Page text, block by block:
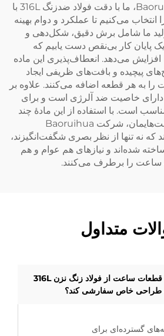
می‌کند. در شرکت Baoruihua، ما با دقت فولاد ضدزنگ 316L با
انتخاب می‌کنیم تا عملکرد و دوام بهینه
ما شامل برش دقیق، شکل‌دهی و
پایان کار بی‌نقص دست یابیم که
می‌دهد. انعطاف‌پذیری این ماده
پیچیده و بافت‌های ظریفی ایجاد
به هر قطعه اضافه می‌کنند. علاوه بر
این، فولاد ضدزنگ 316L دارای خاصیت ضد آلرژی است و برای
است. با استفاده از این مادهٔ چند
منظوره در طراحی ساعت‌هایمان، شرکت Baoruihua
که نه تنها از نظر بصری شگفت‌انگیزند،
شده‌اند و نیازهای هم عوام و هم
ساعت را برطرف می‌کنند.
متداول
آیا باورویهوا می‌تواند قطعات ساعت از فولاد زنگ نزن 316L
طراحی خاص سفارشی کند؟
گسترده‌ای برای